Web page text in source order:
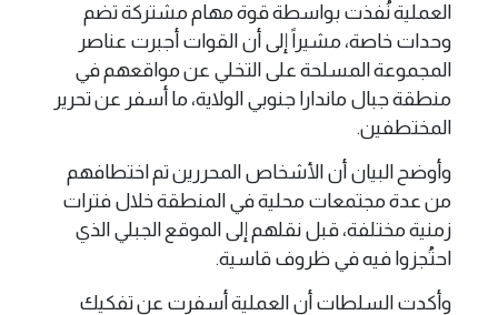
العملية نُفذت بواسطة قوة مهام مشتركة تضم
وحدات خاصة، مشيراً إلى أن القوات أجبرت عناصر
المجموعة المسلحة على التخلي عن مواقعهم في
منطقة جبال ماندارا جنوبي الولاية، ما أسفر عن تحرير
المختطفين.
وأوضح البيان أن الأشخاص المحررين تم اختطافهم
من عدة مجتمعات محلية في المنطقة خلال فترات
زمنية مختلفة، قبل نقلهم إلى الموقع الجبلي الذي
احتُجزوا فيه في ظروف قاسية.
وأكدت السلطات أن العملية أسفرت عن تفكيك